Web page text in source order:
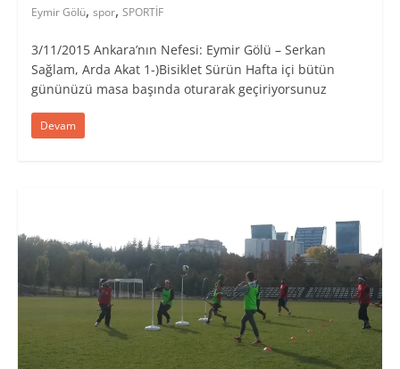
Eymir Gölü, spor, SPORTİF
3/11/2015 Ankara’nın Nefesi: Eymir Gölü – Serkan
Sağlam, Arda Akat 1-)Bisiklet Sürün Hafta içi bütün
gününüzü masa başında oturarak geçiriyorsunuz
Devam